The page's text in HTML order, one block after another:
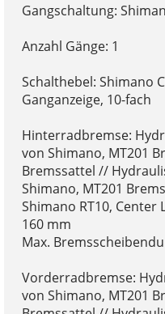
Gangschaltung:
Anzahl Gänge: 1
Schalthebel: Shimano
Ganganzeige, 10-fach
Hinterradbremse:
von Shimano, MT201
Bremssattel //
Shimano, MT201
Shimano RT10, Center
160 mm
Max. Bremsscheibendu
Vorderradbremse:
von Shimano, MT201